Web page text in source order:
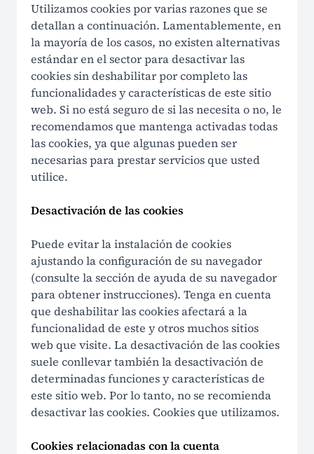
Política de cookies
Política de reembolso
Protección de datos en la UE
Cumplimiento Foto ID US
Cumplimiento Global Foto ID
Aviso de no afiliación
Utilizamos cookies por varias razones que se
detallan a continuación. Lamentablemente, en
la mayoría de los casos, no existen alternativas
estándar en el sector para desactivar las
cookies sin deshabilitar por completo las
funcionalidades y características de este sitio
web. Si no está seguro de si las necesita o no, le
recomendamos que mantenga activadas todas
las cookies, ya que algunas pueden ser
necesarias para prestar servicios que usted
utilice.
Desactivación de las cookies
Puede evitar la instalación de cookies
ajustando la configuración de su navegador
(consulte la sección de ayuda de su navegador
para obtener instrucciones). Tenga en cuenta
que deshabilitar las cookies afectará a la
funcionalidad de este y otros muchos sitios
web que visite. La desactivación de las cookies
suele conllevar también la desactivación de
determinadas funciones y características de
este sitio web. Por lo tanto, no se recomienda
desactivar las cookies. Cookies que utilizamos.
Cookies relacionadas con la cuenta